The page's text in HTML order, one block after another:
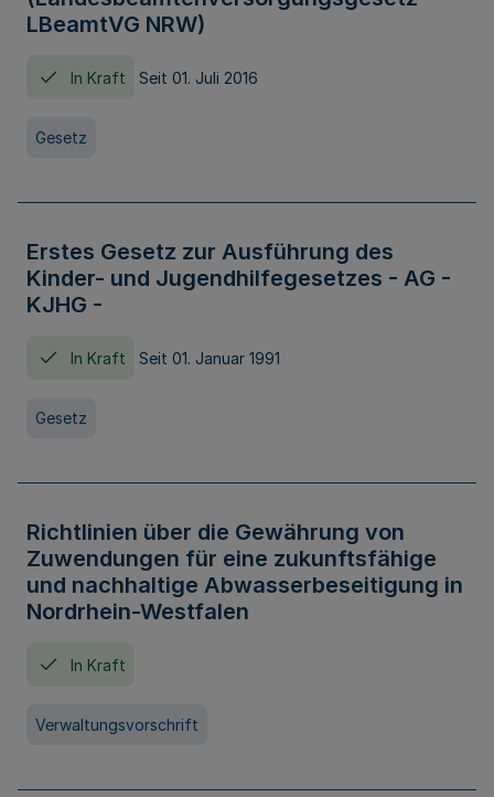
LBeamtVG NRW)
In Kraft Seit 01. Juli 2016
Gesetz
Erstes Gesetz zur Ausführung des
Kinder- und Jugendhilfegesetzes - AG -
KJHG -
In Kraft Seit 01. Januar 1991
Gesetz
Richtlinien über die Gewährung von
Zuwendungen für eine zukunftsfähige
und nachhaltige Abwasserbeseitigung in
Nordrhein-Westfalen
In Kraft
Verwaltungsvorschrift